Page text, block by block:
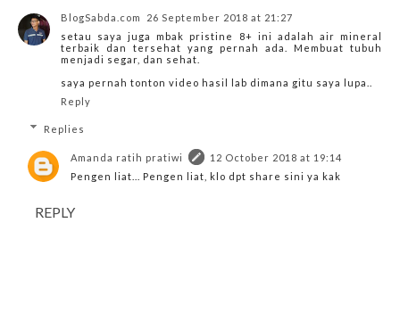
BlogSabda.com
26 September 2018 at 21:27
setau saya juga mbak pristine 8+ ini adalah air mineral
terbaik dan tersehat yang pernah ada. Membuat tubuh
menjadi segar, dan sehat.
saya pernah tonton video hasil lab dimana gitu saya lupa..
Reply
Replies
Amanda ratih pratiwi
12 October 2018 at 19:14
Pengen liat... Pengen liat, klo dpt share sini ya kak
REPLY